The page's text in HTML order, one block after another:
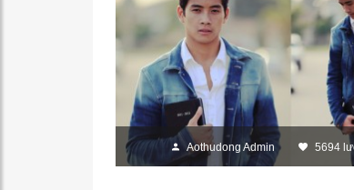
Aothudong Admin 5694